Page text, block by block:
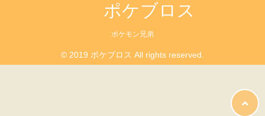
ポケブロス
ポケモン兄弟
© 2019 ポケブロス All rights reserved.